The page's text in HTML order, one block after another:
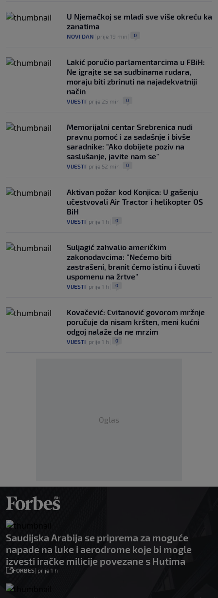
U Njemačkoj se mladi sve više okreću ka
zanatima
NOVI DAN prije 19 min 0
Lakić poručio parlamentarcima u FBiH:
Ne igrajte se sa sudbinama rudara,
moraju biti zbrinuti na najadekvatniji
način
VIJESTI prije 25 min 0
Memorijalni centar Srebrenica nudi
pravnu pomoć i za sadašnje i bivše
saradnike: "Ako dobijete poziv na
saslušanje, javite nam se"
VIJESTI prije 52 min 0
Aktivan požar kod Konjica: U gašenju
učestvovali Air Tractor i helikopter OS
BiH
VIJESTI prije 1 h 0
Suljagić zahvalio američkim
zakonodavcima: "Nećemo biti
zastrašeni, branit ćemo istinu i čuvati
uspomenu na žrtve"
VIJESTI prije 1 h 0
Kovačević: Cvitanović govorom mržnje
poručuje da nisam kršten, meni kućni
odgoj nalaže da ne mrzim
VIJESTI prije 1 h 0
Oglas
Saudijska Arabija se priprema za moguće
napade na luke i aerodrome koje bi mogle
izvesti iračke milicije povezane s Hutima
FORBES| prije 1 h